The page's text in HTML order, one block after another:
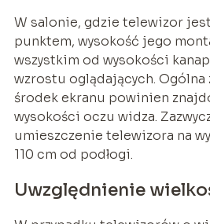
W salonie, gdzie telewizor
punktem, wysokość jego
wszystkim od wysokości
wzrostu oglądających. Ogólna
środek ekranu powinien
wysokości oczu widza.
umieszczenie telewizora na
110 cm od podłogi.
Uwzględnienie